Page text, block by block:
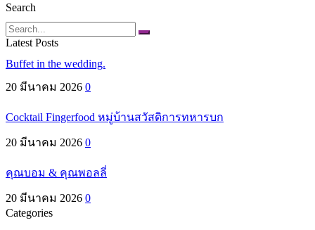
Search
Search
Latest Posts
Buffet in the wedding.
20 มีนาคม 2026 0
Cocktail Fingerfood หมู่บ้านสวัสดิการทหารบก
20 มีนาคม 2026 0
คุณบอม & คุณพอลลี่
20 มีนาคม 2026 0
Categories